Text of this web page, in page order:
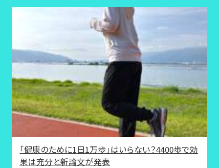
「健康のために1日1万歩」はいらない？4400歩で効
果は充分と新論文が発表